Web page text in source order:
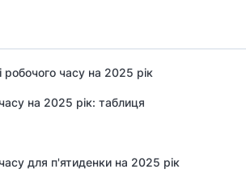
часу на 2025 рік
на 2025 рік: таблиця
для п'ятиденки на 2025 рік